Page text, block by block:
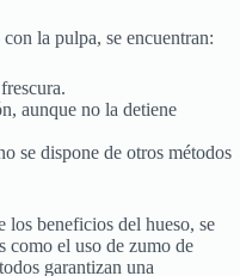
la pulpa, se encuentran:
aunque no la detiene
se dispone de otros métodos
los beneficios del hueso, se
como el uso de zumo de
garantizan una